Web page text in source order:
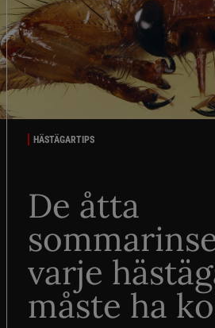
HÄSTÄGARTIPS
De åtta
varje
måste ha